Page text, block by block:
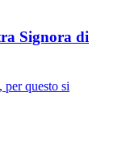
Signora di
questo si